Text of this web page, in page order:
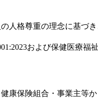
人格尊重の理念に基
および保健医療
康保険組合・事業主等